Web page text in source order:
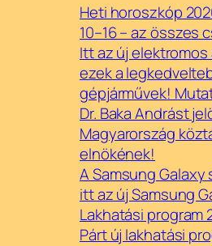
Heti horoszkóp
10–16 – az összes
Itt az új
ezek a
gépjárművek!
Dr. Baka Andrást
Magyarország
elnökének!
A Samsung
itt az új Samsung
Lakhatási program
Párt új lakhatási